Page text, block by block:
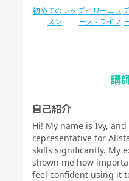
初めてのレッ
スン
デイリーニュ
ース - ライフ
2（教科書準
拠）
講
自己紹介
Hi! My name is Ivy,
representative for
skills significantly. My
shown me how
feel confident using it